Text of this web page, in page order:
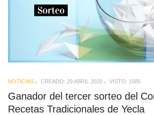
NOTICIAS CREADO: 29 ABRIL 2020 VISTO: 1585
Ganador del tercer sorteo del
Recetas Tradicionales de Yecla